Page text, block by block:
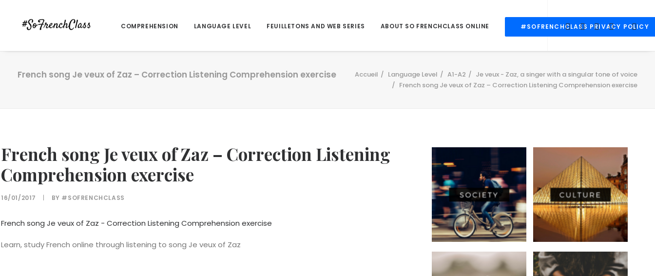
COMPREHENSION LANGUAGE LEVEL FEUILLETONS AND WEB SERIES ABOUT SO FRENCHCLASS ONLINE #SOFRENCHCLASS PRIVACY POLICY
French song Je veux of Zaz – Correction Listening Comprehension exercise Accueil Language Level A1-A2
Je veux - Zaz, a singer with a singular tone of voice
French song Je veux of Zaz – Correction Listening Comprehension exercise
French song Je veux of Zaz – Correction Listening
Comprehension exercise
16/01/2017 | BY #SOFRENCHCLASS
French song Je veux of Zaz - Correction Listening Comprehension exercise
Learn, study French online through listening to song Je veux of Zaz